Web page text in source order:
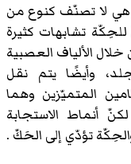
لا تصنّف كنوع من
تشابهات كثيرة
خلال الألياف العصبية
وأيضًا يتم نقل
المتميّزين وهما
أنماط الاستجابة
تؤدّي إلى الحَكّ .